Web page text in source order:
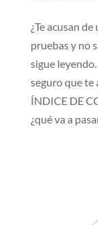
¿Te acusan
pruebas y no
sigue
seguro que te
ÍNDICE DE
¿qué va a